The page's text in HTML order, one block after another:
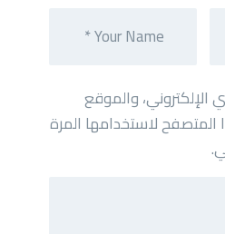
والموقع
المتصفح لاستخدامها المرة